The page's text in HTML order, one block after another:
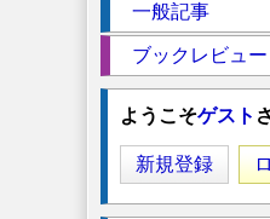
一般記事
ブックレビュー
ようこそゲスト
新規登録